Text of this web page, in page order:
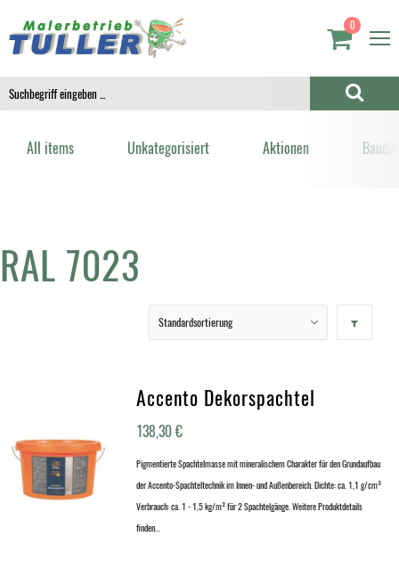
0
All items Unkategorisiert Aktionen
RAL 7023
Accento Dekorspachtel
138,30€
Pigmentierte Spachtelmasse mit mineralischem Charakter für den Grundaufbau
der Accento-Spachteltechnik im Innen- und Außenbereich. Dichte: ca. 1,1 g/cm³
Verbrauch: ca. 1 - 1,5 kg/m² für 2 Spachtelgänge. Weitere Produktdetails
finden…